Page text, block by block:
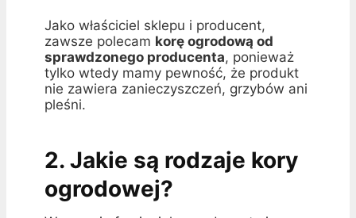
Jako właściciel sklepu i producent,
zawsze polecam korę ogrodową od
sprawdzonego producenta, ponieważ
tylko wtedy mamy pewność, że produkt
nie zawiera zanieczyszczeń, grzybów ani
pleśni.
2. Jakie są rodzaje kory
ogrodowej?